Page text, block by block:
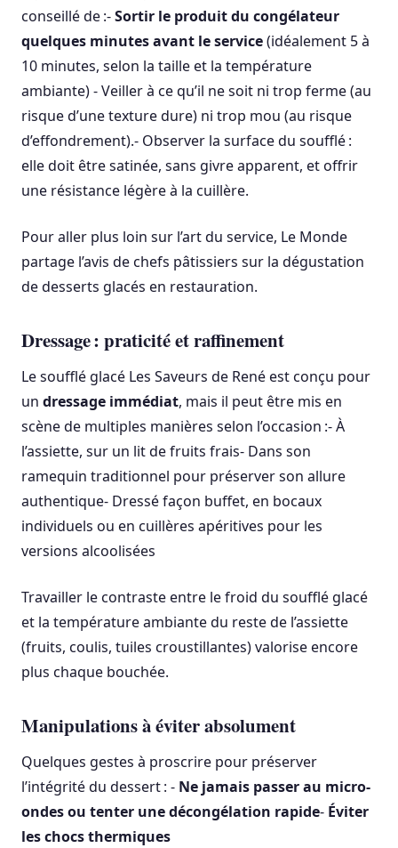
conseillé de :-Sortir le produit du congélateur
quelques minutes avant le service(idéalement 5 à
10 minutes, selon la taille et la température
ambiante) - Veiller à ce qu’il ne soit ni trop ferme (au
risque d’une texture dure) ni trop mou (au risque
d’effondrement).- Observer la surface du soufflé :
elle doit être satinée, sans givre apparent, et offrir
une résistance légère à la cuillère.
Pour aller plus loin sur l’art du service, Le Monde
partage l’avis de chefs pâtissiers sur la dégustation
de desserts glacés en restauration.
Dressage : praticité et raffinement
Le soufflé glacé Les Saveurs de René est conçu pour
un dressage immédiat, mais il peut être mis en
scène de multiples manières selon l’occasion :- À
l’assiette, sur un lit de fruits frais- Dans son
ramequin traditionnel pour préserver son allure
authentique- Dressé façon buffet, en bocaux
individuels ou en cuillères apéritives pour les
versions alcoolisées
Travailler le contraste entre le froid du soufflé glacé
et la température ambiante du reste de l’assiette
(fruits, coulis, tuiles croustillantes) valorise encore
plus chaque bouchée.
Manipulations à éviter absolument
Quelques gestes à proscrire pour préserver
l’intégrité du dessert : - Ne jamais passer au micro-
ondes ou tenter une décongélation rapide- Éviter
les chocs thermiques